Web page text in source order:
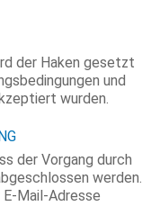
der Haken gesetzt
und
wurden.
der Vorgang durch
werden.
Mail-Adresse